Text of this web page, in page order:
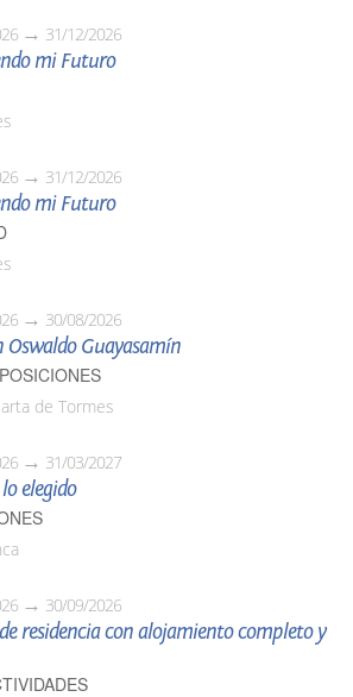
31/12/2026
mi Futuro
31/12/2026
mi Futuro
30/08/2026
Oswaldo Guayasamín
de Tormes
31/03/2027
elegido
30/09/2026
de residencia con alojamiento completo y